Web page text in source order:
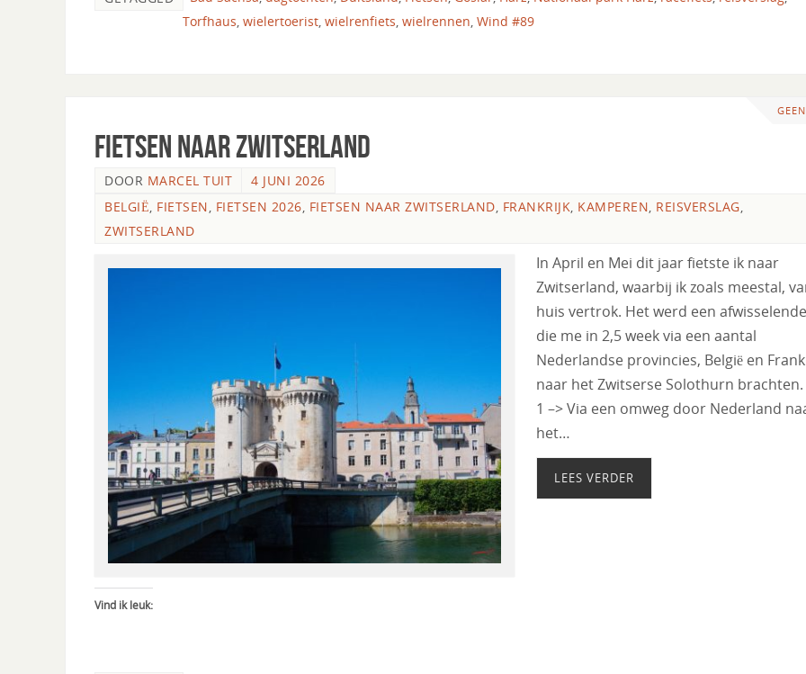
Torfhaus, wielertoerist, wielrenfiets, wielrennen, Wind #89
Fietsen naar Zwitserland
DOOR MARCEL TUIT
4 JUNI 2026
BELGIË, FIETSEN, FIETSEN 2026, FIETSEN NAAR ZWITSERLAND, FRANKRIJK, KAMPEREN, REISVERSLAG,
ZWITSERLAND
In April en Mei dit jaar fietste ik naar
Zwitserland, waarbij ik zoals meestal,
huis vertrok. Het werd een
die me in 2,5 week via een aantal
Nederlandse provincies, België en
naar het Zwitserse Solothurn brachten.
1 –> Via een omweg door Nederland
het…
LEES VERDER
Vind ik leuk: